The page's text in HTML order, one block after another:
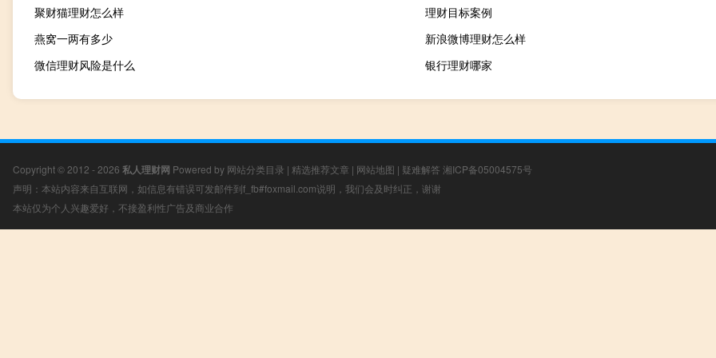
聚财猫理财怎么样
理财目标案例
燕窝一两有多少
新浪微博理财怎么样
微信理财风险是什么
银行理财哪家
Copyright © 2012 - 2026 私人理财网 Powered by 网站分类目录 | 精选推荐文章 | 网站地图 | 疑难解答 湘ICP备05004575号
声明：本站内容来自互联网，如信息有错误可发邮件到f_fb#foxmail.com说明，我们会及时纠正，谢谢
本站仅为个人兴趣爱好，不接盈利性广告及商业合作